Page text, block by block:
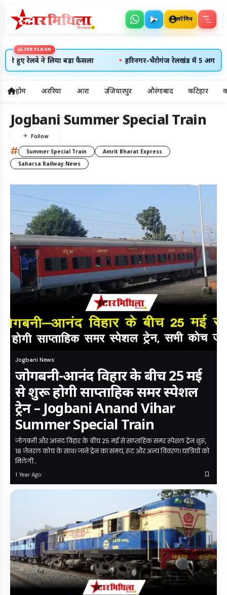
लॉगिन
अलर्ट्स
7 अग॰ 2026
उदय: --:--
अस्त: --:--
LIVE FLASH
हुए रेलवे ने लिया बड़ा फैसला हरिनगर-भैरोगंज रेलखंड में 5 अगस्त को
होम अररिया आरा उजियारपुर औरंगाबाद कटिहार
Jogbani Summer Special Train
# Summer Special Train
Amrit Bharat Express
Saharsa Railway News
Jogbani News
जोगबनी-आनंद विहार के बीच 25 मई
से शुरू होगी साप्ताहिक समर स्पेशल
ट्रेन – Jogbani Anand Vihar
Summer Special Train
जोगबनी और आनंद विहार के बीच 25 मई से साप्ताहिक समर स्पेशल ट्रेन शुरू,
18 जेनरल कोच के साथ। जानें ट्रेन का समय, रूट और अन्य विवरण। यात्रियों को
मिलेगी…
1 Year Ago